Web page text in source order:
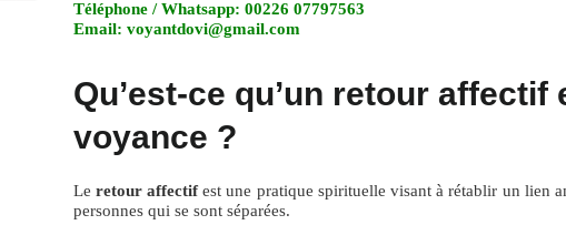
Téléphone / Whatsapp: 00226 07797563
Email: voyantdovi@gmail.com
Qu’est-ce qu’un retour affectif
voyance ?
Le retour affectifest une pratique spirituelle visant à rétablir un lien
personnes qui se sont séparées.